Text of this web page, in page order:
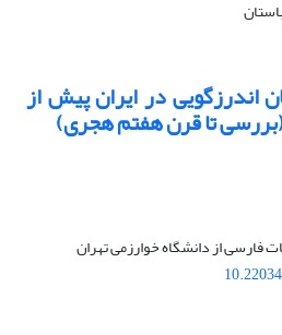
اندرزگویی در ایران پیش از
تا قرن هفتم هجری)
فارسی از دانشگاه خوارزمی تهران